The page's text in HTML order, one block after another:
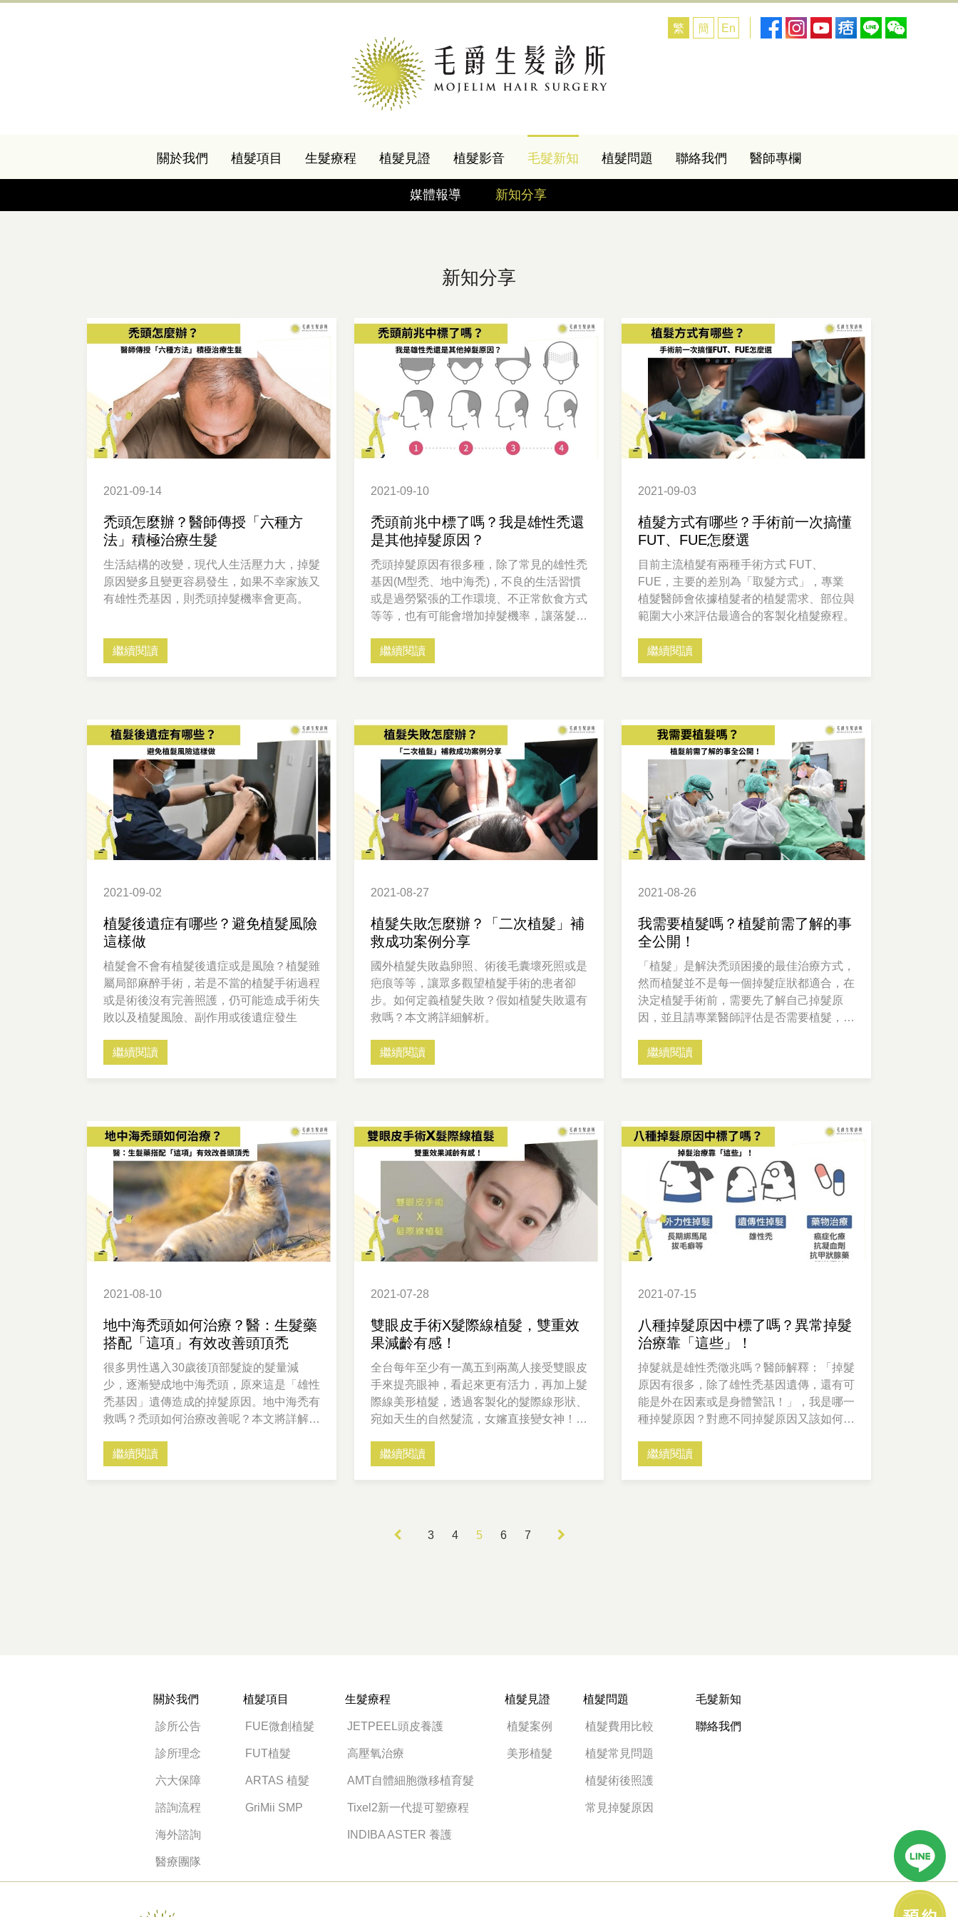
關於我們 植髮項目 生髮療程 植髮見證 植髮影音 毛髮新知
媒體報導 新知分享
植髮問題 聯絡我們 醫師專欄
繁 簡 En
新知分享
2021-09-14
禿頭怎麼辦？醫師傳授「六種方
法」積極治療生髮
生活結構的改變，現代人生活壓力大，掉髮
原因變多且變更容易發生，如果不幸家族又
有雄性禿基因，則禿頭掉髮機率會更高。
繼續閱讀
2021-09-10
禿頭前兆中標了嗎？我是雄性禿還
是其他掉髮原因？
禿頭掉髮原因有很多種，除了常見的雄性禿
基因(M型禿、地中海禿)，不良的生活習慣
或是過勞緊張的工作環境、不正常飲食方式
等等，也有可能會增加掉髮機率，讓落髮問
繼續閱讀
2021-09-03
植髮方式有哪些？手術前一次搞懂
FUT、FUE怎麼選
目前主流植髮有兩種手術方式 FUT、
FUE，主要的差別為「取髮方式」，專業
植髮醫師會依據植髮者的植髮需求、部位與
範圍大小來評估最適合的客製化植髮療程。
繼續閱讀
2021-09-02
植髮後遺症有哪些？避免植髮風險
這樣做
植髮會不會有植髮後遺症或是風險？植髮雖
屬局部麻醉手術，若是不當的植髮手術過程
或是術後沒有完善照護，仍可能造成手術失
敗以及植髮風險、副作用或後遺症發生
繼續閱讀
2021-08-27
植髮失敗怎麼辦？「二次植髮」補
救成功案例分享
國外植髮失敗蟲卵照、術後毛囊壞死照或是
疤痕等等，讓眾多觀望植髮手術的患者卻
步。如何定義植髮失敗？假如植髮失敗還有
救嗎？本文將詳細解析。
繼續閱讀
2021-08-26
我需要植髮嗎？植髮前需了解的事
全公開！
「植髮」是解決禿頭困擾的最佳治療方式，
然而植髮並不是每一個掉髮症狀都適合，在
決定植髮手術前，需要先了解自己掉髮原
因，並且請專業醫師評估是否需要植髮，本
繼續閱讀
2021-08-10
地中海禿頭如何治療？醫：生髮藥
搭配「這項」有效改善頭頂禿
很多男性邁入30歲後頂部髮旋的髮量減
少，逐漸變成地中海禿頭，原來這是「雄性
禿基因」遺傳造成的掉髮原因。地中海禿有
救嗎？禿頭如何治療改善呢？本文將詳解地
繼續閱讀
2021-07-28
雙眼皮手術X髮際線植髮，雙重效
果減齡有感！
全台每年至少有一萬五到兩萬人接受雙眼皮
手來提亮眼神，看起來更有活力，再加上髮
際線美形植髮，透過客製化的髮際線形狀、
宛如天生的自然髮流，女嬸直接變女神！雙
文將詳細解析。
繼續閱讀
2021-07-15
八種掉髮原因中標了嗎？異常掉髮
治療靠「這些」！
掉髮就是雄性禿徵兆嗎？醫師解釋：「掉髮
原因有很多，除了雄性禿基因遺傳，還有可
能是外在因素或是身體警訊！」，我是哪一
種掉髮原因？對應不同掉髮原因又該如何治
繼續閱讀
3 4 5 6 7
關於我們
診所公告
診所理念
六大保障
諮詢流程
海外諮詢
醫療團隊
植髮項目
FUE微創植髮
FUT植髮
ARTAS 植髮
GriMii SMP
生髮療程
JETPEEL頭皮養護
高壓氧治療
AMT自體細胞微移植育髮
Tixel2新一代提可塑療程
INDIBA ASTER 養護
植髮見證
植髮案例
美形植髮
植髮問題
植髮費用比較
植髮常見問題
植髮術後照護
常見掉髮原因
毛髮新知
聯絡我們